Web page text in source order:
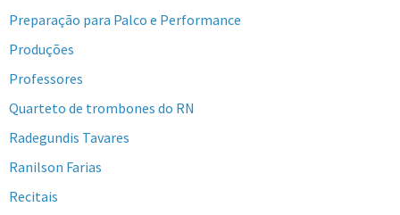
Preparação para Palco e Performance
Produções
Professores
Quarteto de trombones do RN
Radegundis Tavares
Ranilson Farias
Recitais